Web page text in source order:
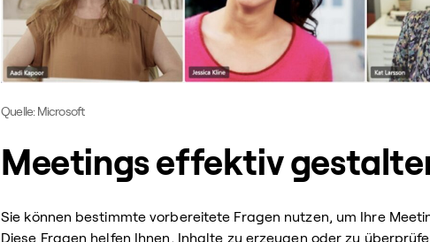
Quelle: Microsoft
Meetings effektiv
Sie können bestimmte vorbereitete Fragen nutzen, um Ihre
Diese Fragen helfen Ihnen, Inhalte zu erzeugen oder zu